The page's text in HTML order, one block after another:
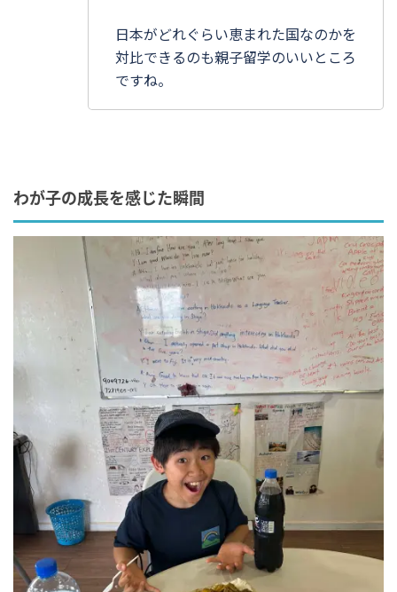
日本がどれぐらい恵まれた国なのかを
対比できるのも親子留学のいいところ
ですね。
わが子の成長を感じた瞬間